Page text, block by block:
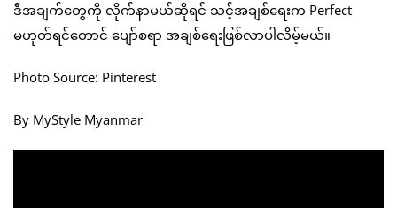
ဒီအချက်တွေကို လိုက်နာမယ်ဆိုရင် သင့်အချစ်ရေးက Perfect
မဟုတ်ရင်တောင် ပျော်စရာ အချစ်ရေးဖြစ်လာပါလိမ့်မယ်။
Photo Source: Pinterest
By MyStyle Myanmar